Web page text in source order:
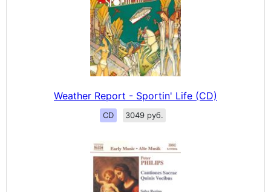
Weather Report - Sportin' Life (CD)
CD 3049 руб.